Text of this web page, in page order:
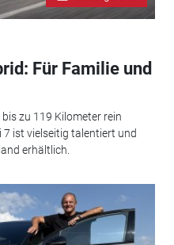
Für Familie und
zu 119 Kilometer rein
7 ist vielseitig talentiert und
erhältlich.